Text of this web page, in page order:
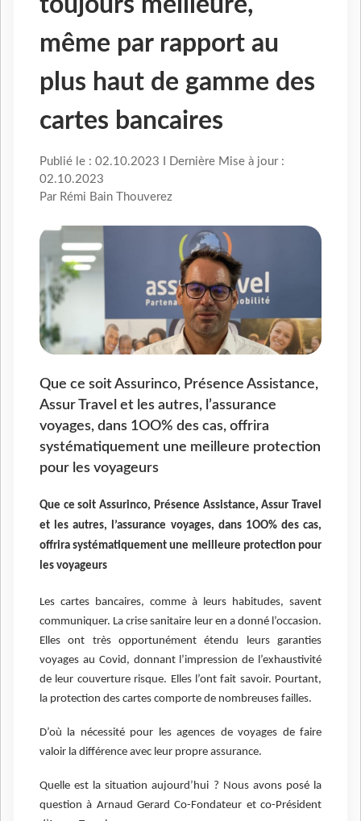
même par rapport au
plus haut de gamme des
cartes bancaires
Publié le : 02.10.2023 I Dernière Mise à jour :
02.10.2023
Par Rémi Bain Thouverez
Que ce soit Assurinco, Présence Assistance,
Assur Travel et les autres, l’assurance
voyages, dans 1OO% des cas, offrira
systématiquement une meilleure protection
pour les voyageurs
Que ce soit Assurinco, Présence Assistance, Assur Travel
et les autres, l’assurance voyages, dans 1OO% des cas,
offrira systématiquement une meilleure protection pour
les voyageurs
Les cartes bancaires, comme à leurs habitudes, savent
communiquer. La crise sanitaire leur en a donné l’occasion.
Elles ont très opportunément étendu leurs garanties
voyages au Covid, donnant l’impression de l’exhaustivité
de leur couverture risque. Elles l’ont fait savoir. Pourtant,
la protection des cartes comporte de nombreuses failles.
D’où la nécessité pour les agences de voyages de faire
valoir la différence avec leur propre assurance.
Quelle est la situation aujourd’hui ? Nous avons posé la
question à Arnaud Gerard Co-Fondateur et co-Président